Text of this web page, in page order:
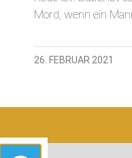
Mord, wenn ein
26. FEBRUAR 2021